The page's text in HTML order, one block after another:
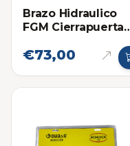
Brazo Hidraulico
FGM Cierrapuertas
€73,00